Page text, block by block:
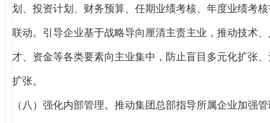
划、投资计划、财务预算、任期业绩考核、年度业绩考
联动。引导企业基于战略导向厘清主责主业，推动技术、
才、资金等各类要素向主业集中，防止盲目多元化扩张
扩张。
（八）强化内部管理。推动集团总部指导所属企业加强